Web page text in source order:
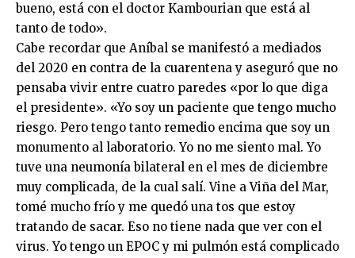
bueno, está con el doctor Kambourian que está al
tanto de todo».
Cabe recordar que Aníbal se manifestó a mediados
del 2020 en contra de la cuarentena y aseguró que no
pensaba vivir entre cuatro paredes «por lo que diga
el presidente». «Yo soy un paciente que tengo mucho
riesgo. Pero tengo tanto remedio encima que soy un
monumento al laboratorio. Yo no me siento mal. Yo
tuve una neumonía bilateral en el mes de diciembre
muy complicada, de la cual salí. Vine a Viña del Mar,
tomé mucho frío y me quedó una tos que estoy
tratando de sacar. Eso no tiene nada que ver con el
virus. Yo tengo un EPOC y mi pulmón está complicado